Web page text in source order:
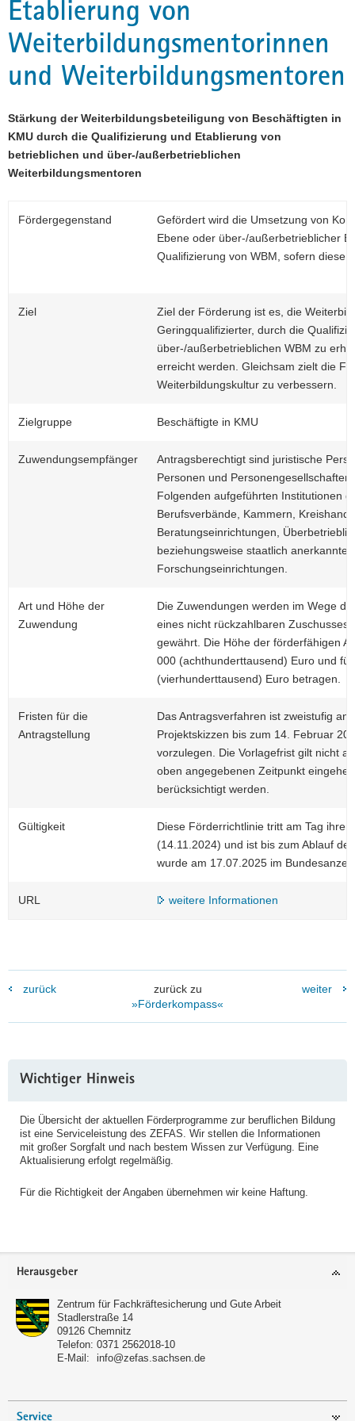
a
v
i
g
Etablierung von
Weiterbildungsmentorinnen
und Weiterbildungsmentoren
Stärkung der Weiterbildungsbeteiligung von Beschäftigten in
KMU durch die Qualifizierung und Etablierung von
betrieblichen und über-/außerbetrieblichen
Weiterbildungsmentoren
Fördergegenstand
Gefördert wird die Umsetzung von
Ebene oder über-/außerbetrieblicher
Qualifizierung von WBM, sofern diese
Ziel
Ziel der Förderung ist es, die
Geringqualifizierter, durch die
über-/außerbetrieblichen WBM zu
erreicht werden. Gleichsam zielt die
Weiterbildungskultur zu verbessern.
Zielgruppe Beschäftigte in KMU
Zuwendungsempfänger
Antragsberechtigt sind juristische
Personen und
Folgenden aufgeführten Institutionen
Berufsverbände, Kammern,
Beratungseinrichtungen,
beziehungsweise staatlich anerkannte
Forschungseinrichtungen.
Art und Höhe der
Zuwendung
Die Zuwendungen werden im Wege
eines nicht rückzahlbaren
gewährt. Die Höhe der förderfähigen
000 (achthunderttausend) Euro und
(vierhunderttausend) Euro betragen.
Fristen für die
Antragstellung
Das Antragsverfahren ist zweistufig
Projektskizzen bis zum 14. Februar
vorzulegen. Die Vorlagefrist gilt nicht
oben angegebenen Zeitpunkt
berücksichtigt werden.
Gültigkeit
Diese Förderrichtlinie tritt am Tag
(14.11.2024) und ist bis zum Ablauf
wurde am 17.07.2025 im
URL weitere Informationen
zurück
zurück zu
»Förderkompass«
weiter
Information
Wichtiger Hinweis
Die Übersicht der aktuellen Förderprogramme zur beruflichen Bildung
ist eine Serviceleistung des ZEFAS. Wir stellen die Informationen
mit großer Sorgfalt und nach bestem Wissen zur Verfügung. Eine
Aktualisierung erfolgt regelmäßig.
Für die Richtigkeit der Angaben übernehmen wir keine Haftung.
Footer-
Herausgeber
Zentrum für Fachkräftesicherung und Gute Arbeit
Stadlerstraße 14
09126 Chemnitz
Telefon: 0371 2562018-10
E-Mail:
info@zefas.sachsen.de
Service